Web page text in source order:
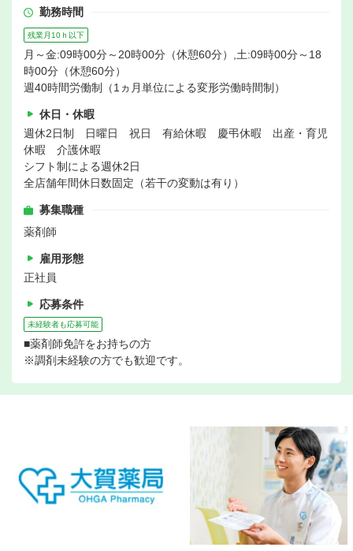
勤務時間
残業月10ｈ以下
月～金:09時00分～20時00分（休憩60分）,土:09時00分～18
時00分（休憩60分）
週40時間労働制（1ヵ月単位による変形労働時間制）
休日・休暇
週休2日制 日曜日 祝日 有給休暇 慶弔休暇 出産・育児
休暇 介護休暇
シフト制による週休2日
全店舗年間休日数固定（若干の変動は有り）
募集職種
薬剤師
雇用形態
正社員
応募条件
未経験者も応募可能
■薬剤師免許をお持ちの方
※調剤未経験の方でも歓迎です。